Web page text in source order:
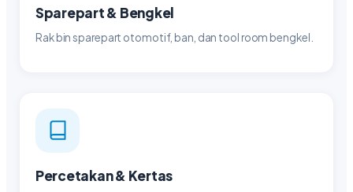
Sparepart & Bengkel
Rak bin sparepart otomotif, ban, dan tool room bengkel.
Percetakan & Kertas